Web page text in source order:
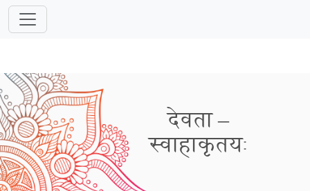
देवता –
स्वाहाकृतयः